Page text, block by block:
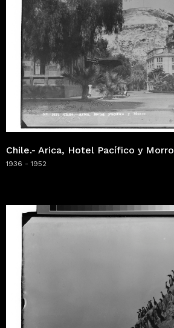
Chile.- Arica, Hotel Pacífico y Morro
1936 - 1952